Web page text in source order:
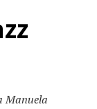
Manuela